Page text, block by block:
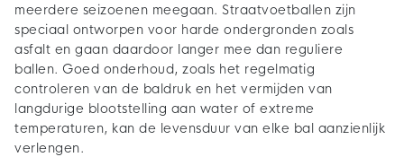
meerdere seizoenen meegaan. Straatvoetballen zijn
speciaal ontworpen voor harde ondergronden zoals
asfalt en gaan daardoor langer mee dan reguliere
ballen. Goed onderhoud, zoals het regelmatig
controleren van de baldruk en het vermijden van
langdurige blootstelling aan water of extreme
temperaturen, kan de levensduur van elke bal aanzienlijk
verlengen.